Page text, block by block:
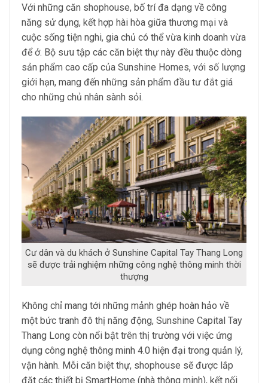
Với những căn shophouse, bố trí đa dạng về công
năng sử dụng, kết hợp hài hòa giữa thương mại và
cuộc sống tiện nghi, gia chủ có thể vừa kinh doanh vừa
để ở. Bộ sưu tập các căn biệt thự này đều thuộc dòng
sản phẩm cao cấp của Sunshine Homes, với số lượng
giới hạn, mang đến những sản phẩm đầu tư đắt giá
cho những chủ nhân sành sỏi.
Cư dân và du khách ở Sunshine Capital Tay Thang Long
sẽ được trải nghiệm những công nghệ thông minh thời
thượng
Không chỉ mang tới những mảnh ghép hoàn hảo về
một bức tranh đô thị năng động, Sunshine Capital Tay
Thang Long còn nổi bật trên thị trường với việc ứng
dụng công nghệ thông minh 4.0 hiện đại trong quản lý,
vận hành. Mỗi căn biệt thự, shophouse sẽ được lắp
đặt các thiết bị SmartHome (nhà thông minh), kết nối